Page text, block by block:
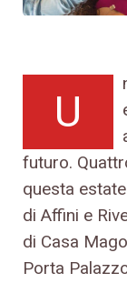
U
futuro.
questa
di Affini e
di Casa
Porta